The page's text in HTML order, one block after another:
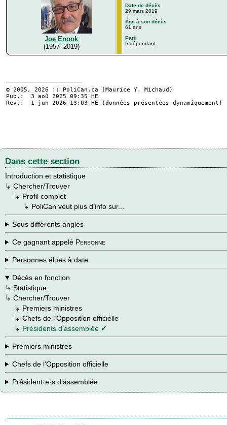
Joe Enook
(1957–2019)
Date de décès
29 mars 2019
Âge à son décès
61 ans
Parti
Indépendant
© 2005, 2026 :: PoliCan.ca (Maurice Y. Michaud )
Pub.: 3 aoû 2025 09:35 HE
Rev.: 1 jun 2026 13:03 HE (données présentées dynamiquement)
Dans cette section
Introduction et statistique
↳ Chercher/Trouver
↳ Profil complet
↳ PoliCan veut plus d’info sur...
Sous différents angles
Ce gagnant appelé Personne
Personnes élues à date
Décès en fonction
↳ Statistique
↳ Chercher/Trouver
↳ Premiers ministres
↳ Chefs de l’Opposition officielle
↳ Présidents d’assemblée ✓
Premiers ministres
Chefs de l’Opposition officielle
Président·e·s d’assemblée